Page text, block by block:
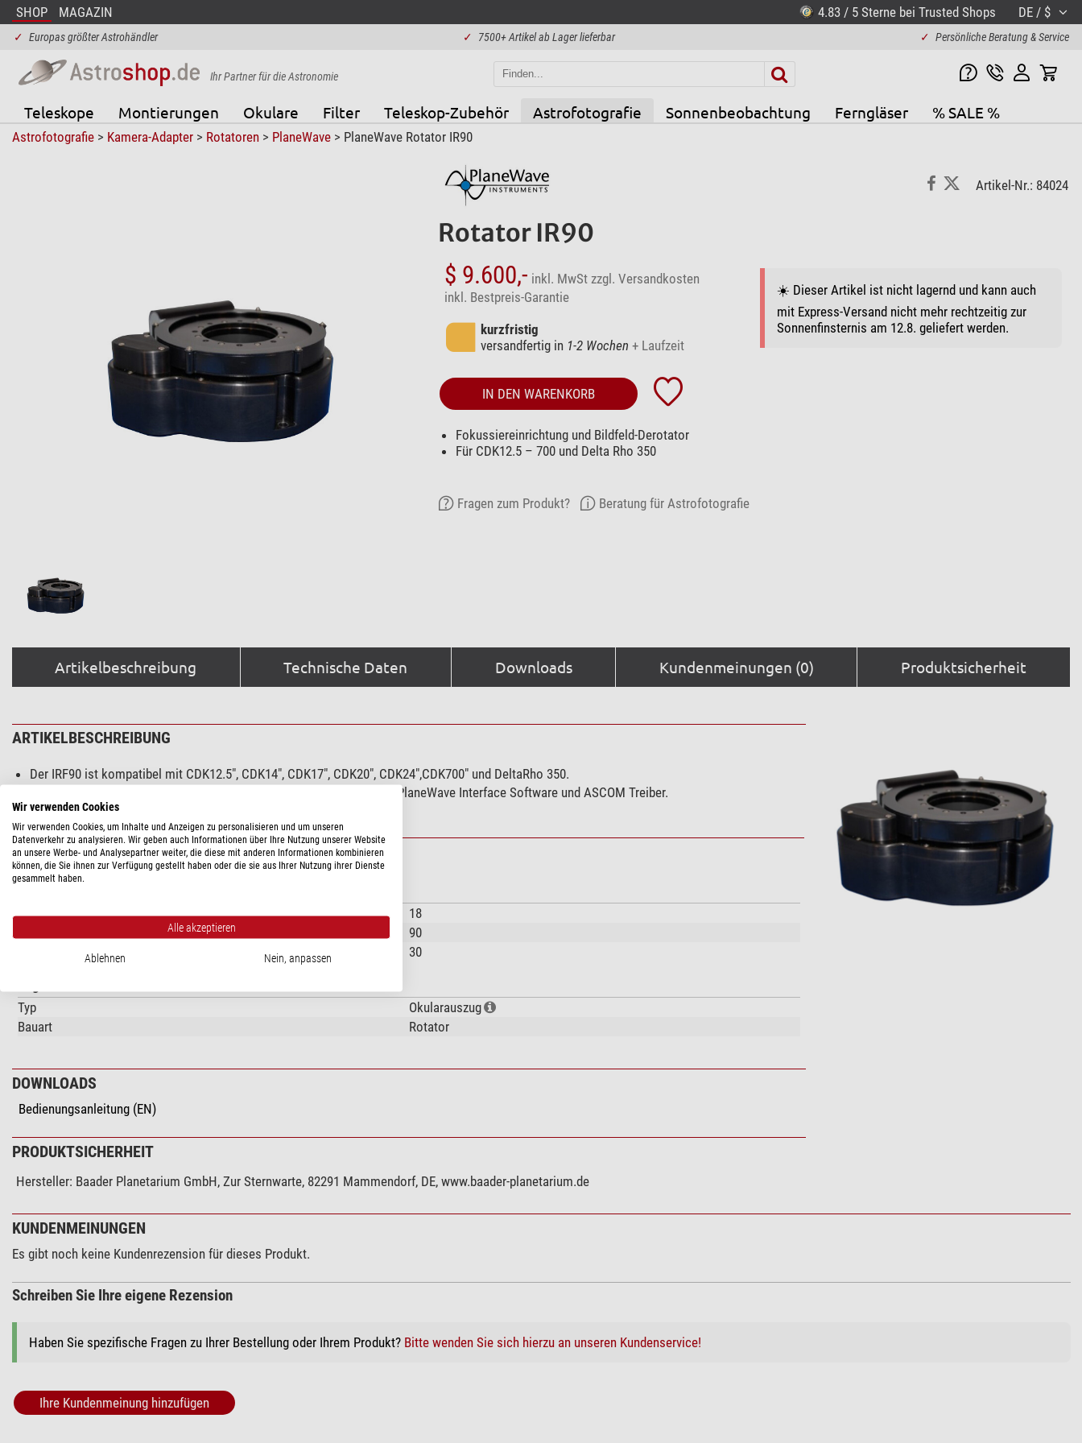
SHOP MAGAZIN 4.83 / 5 Sterne bei Trusted Shops DE / $
✓ Europas größter Astrohändler ✓ 7500+ Artikel ab Lager lieferbar ✓ Persönliche Beratung & Service
Ihr Partner für die Astronomie
Teleskope Montierungen Okulare Filter Teleskop-Zubehör Astrofotografie Sonnenbeobachtung Ferngläser % SALE %
Astrofotografie> Kamera-Adapter> Rotatoren> PlaneWave> PlaneWave Rotator IR90
Artikel-Nr.: 84024
Rotator IR90
$ 9.600,- inkl. MwSt zzgl. Versandkosten
inkl. Bestpreis-Garantie
kurzfristig
versandfertig in 1-2 Wochen + Laufzeit
☀️ Dieser Artikel ist nicht lagernd und kann auch
mit Express-Versand nicht mehr rechtzeitig zur
Sonnenfinsternis am 12.8. geliefert werden.
IN DEN WARENKORB
Fokussiereinrichtung und Bildfeld-Derotator
Für CDK12.5 – 700 und Delta Rho 350
Fragen zum Produkt? Beratung für Astrofotografie
Artikelbeschreibung Technische Daten Downloads Kundenmeinungen (0) Produktsicherheit
ARTIKELBESCHREIBUNG
Der IRF90 ist kompatibel mit CDK12.5", CDK14", CDK17", CDK20", CDK24",CDK700" und DeltaRho 350.
Es erfordert ein Standard EFA-Kit (Electronic Focuser Assembly), die PlaneWave Interface Software und ASCOM Treiber.
TECHNISCHE DATEN
Tragfähigkeit (kg)
18
90
Fokussierweg (mm)
30
Typ
Okularauszug
Bauart
Rotator
DOWNLOADS
Bedienungsanleitung (EN)
PRODUKTSICHERHEIT
Hersteller: Baader Planetarium GmbH, Zur Sternwarte, 82291 Mammendorf, DE, www.baader-planetarium.de
KUNDENMEINUNGEN
Es gibt noch keine Kundenrezension für dieses Produkt.
Schreiben Sie Ihre eigene Rezension
Haben Sie spezifische Fragen zu Ihrer Bestellung oder Ihrem Produkt? Bitte wenden Sie sich hierzu an unseren Kundenservice!
Ihre Kundenmeinung hinzufügen
Wir verwenden Cookies
Wir verwenden Cookies, um Inhalte und Anzeigen zu personalisieren und um unseren
Datenverkehr zu analysieren. Wir geben auch Informationen über Ihre Nutzung unserer Website
an unsere Werbe- und Analysepartner weiter, die diese mit anderen Informationen kombinieren
können, die Sie ihnen zur Verfügung gestellt haben oder die sie aus Ihrer Nutzung ihrer Dienste
gesammelt haben.
Alle akzeptieren
Ablehnen Nein, anpassen